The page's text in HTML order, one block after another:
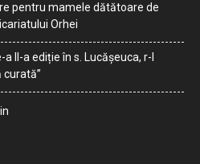
pentru mamele dătătoare de
Orhei
II-a ediție în s. Lucășeuca, r-l
curată”